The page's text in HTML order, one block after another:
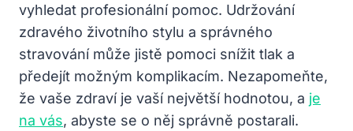
vyhledat profesionální pomoc. Udržování
zdravého životního stylu a správného
stravování může jistě pomoci snížit tlak a
předejít možným komplikacím. Nezapomeňte,
že vaše zdraví je vaší největší hodnotou, a je
na vás, abyste se o něj správně postarali.